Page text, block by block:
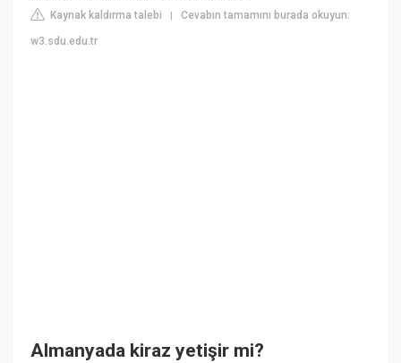
Kaynak kaldırma talebi |Cevabın tamamını burada okuyun:
w3.sdu.edu.tr
Almanyada kiraz yetişir mi?